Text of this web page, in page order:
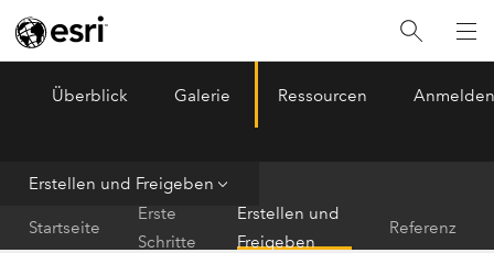
ArcGIS Dashboards
Überblick Galerie Ressourcen
Erstellen und Freigeben
Startseite
Erste
Schritte
Erstellen und
Freigeben
Referenz